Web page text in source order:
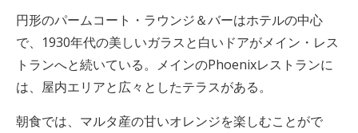
円形のパームコート・ラウンジ＆バーはホテルの中心
で、1930年代の美しいガラスと白いドアがメイン・レス
トランへと続いている。メインのPhoenixレストランに
は、屋内エリアと広々としたテラスがある。
朝食では、マルタ産の甘いオレンジを楽しむことがで